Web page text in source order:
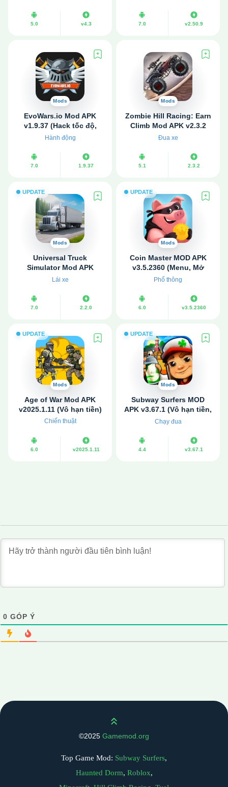
5.0 v4.3 7.0 v2.50.9
Mods
EvoWars.io Mod APK
v1.9.37 (Hack tốc độ,
Không quảng cáo)
Hành động
7.0 1.9.37
Mods
Zombie Hill Racing: Earn
Climb Mod APK v2.3.2
(Vô hạn tiền)
Đua xe
5.1 2.3.2
UPDATE
Mods
Universal Truck
Simulator Mod APK
v2.2.0 (Vô hạn tiền)
Lái xe
7.0 2.2.0
UPDATE
Mods
Coin Master MOD APK
v3.5.2360 (Menu, Mở
khóa, Vô hạn Card)
Phổ thông
6.0 v3.5.2360
UPDATE
Mods
Age of War Mod APK
v2025.1.11 (Vô hạn tiền)
Chiến thuật
6.0 v2025.1.11
UPDATE
Mods
Subway Surfers MOD
APK v3.67.1 (Vô hạn tiền,
Bất tử)
Chạy đua
4.4 v3.67.1
0 GÓP Ý
Scroll up
©2025 Gamemod.org
Top Game Mod: Subway Surfers,
Haunted Dorm, Roblox,